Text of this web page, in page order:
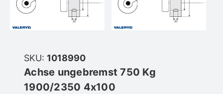
SKU: 1018990
Achse ungebremst 750 Kg
1900/2350 4x100